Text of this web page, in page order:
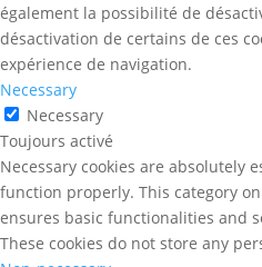
également la possibilité de
désactivation de certains de ces
expérience de navigation.
Necessary
Necessary
Toujours activé
Necessary cookies are absolutely
function properly. This category
ensures basic functionalities and
These cookies do not store any